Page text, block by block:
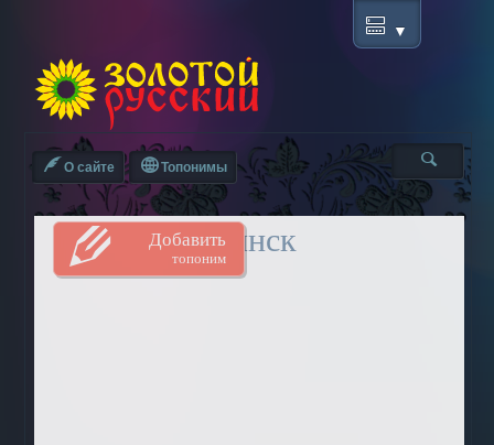
О сайте Топонимы
Добавить
топонимМинск